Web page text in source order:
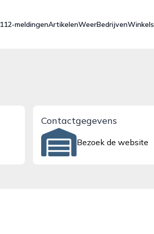
112-meldingenArtikelenWeerBedrijvenWinkels
Contactgegevens
Bezoek de website